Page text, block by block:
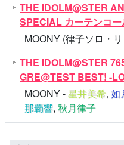
THE IDOLM@STER
SPECIAL カーテンコー
MOONY (律子ソロ・
THE IDOLM@STER
GRE@TEST BEST! -
MOONY -星井美希, 如
那覇響, 秋月律子